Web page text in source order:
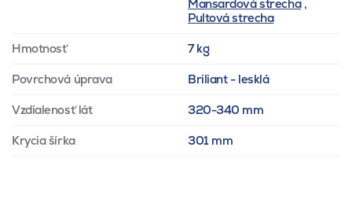
Mansardová strecha,
Pultová strecha
Hmotnosť 7 kg
Povrchová úprava Briliant - lesklá
Vzdialenosť lát 320-340 mm
Krycia šírka 301 mm